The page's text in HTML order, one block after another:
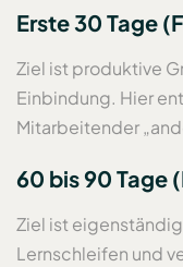
Erste 30 Tage
Ziel ist produktive
Einbindung. Hier
Mitarbeitender
60 bis 90 Tage
Ziel ist
Lernschleifen und